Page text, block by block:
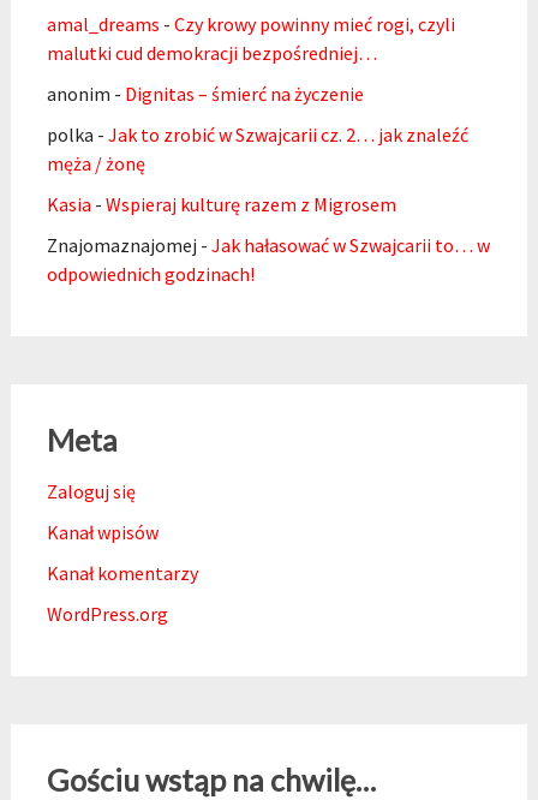
amal_dreams - Czy krowy powinny mieć rogi, czyli
malutki cud demokracji bezpośredniej…
anonim - Dignitas – śmierć na życzenie
polka - Jak to zrobić w Szwajcarii cz. 2… jak znaleźć
męża / żonę
Kasia - Wspieraj kulturę razem z Migrosem
Znajomaznajomej - Jak hałasować w Szwajcarii to… w
odpowiednich godzinach!
Meta
Zaloguj się
Kanał wpisów
Kanał komentarzy
WordPress.org
Gościu wstąp na chwilę…